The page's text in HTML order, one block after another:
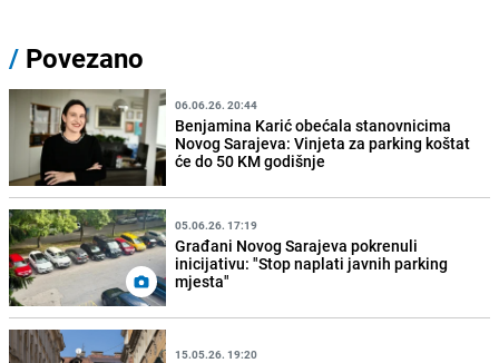
/ Povezano
06.06.26. 20:44
Benjamina Karić obećala stanovnicima
Novog Sarajeva: Vinjeta za parking koštat
će do 50 KM godišnje
05.06.26. 17:19
Građani Novog Sarajeva pokrenuli
inicijativu: "Stop naplati javnih parking
mjesta"
15.05.26. 19:20